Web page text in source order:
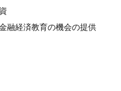
融経済教育の機会の提供